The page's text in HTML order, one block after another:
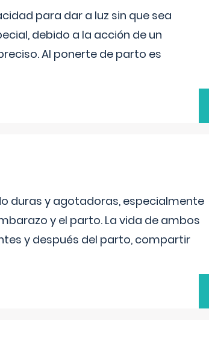
para dar a luz sin que sea
debido a la acción de un
Al ponerte de parto es
duras y agotadoras, especialmente
y el parto. La vida de ambos
y después del parto, compartir